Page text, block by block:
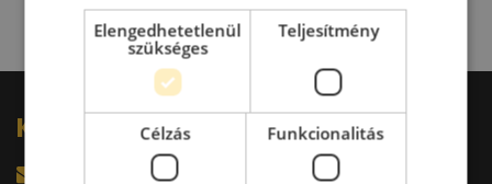
Kérdésed van?
harkacsi@raktarkereso.hu
Elengedhetetlenül
szükséges
Teljesítmény
Célzás Funkcionalitás